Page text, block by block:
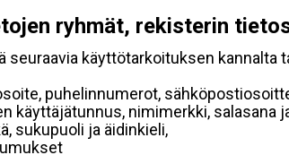
ryhmät, rekisterin
seuraavia käyttötarkoituksen
puhelinnumerot,
käyttäjätunnus, nimimerkki, salasana
sukupuoli ja äidinkieli,